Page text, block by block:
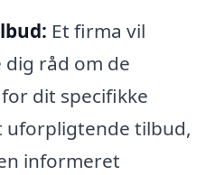
Et firma vil
råd om de
dit specifikke
uforpligtende tilbud,
informeret